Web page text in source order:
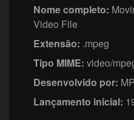
Nome completo:
Video File
Extensão: .mpeg
Tipo MIME: video/
Desenvolvido por:
Lançamento inicial: